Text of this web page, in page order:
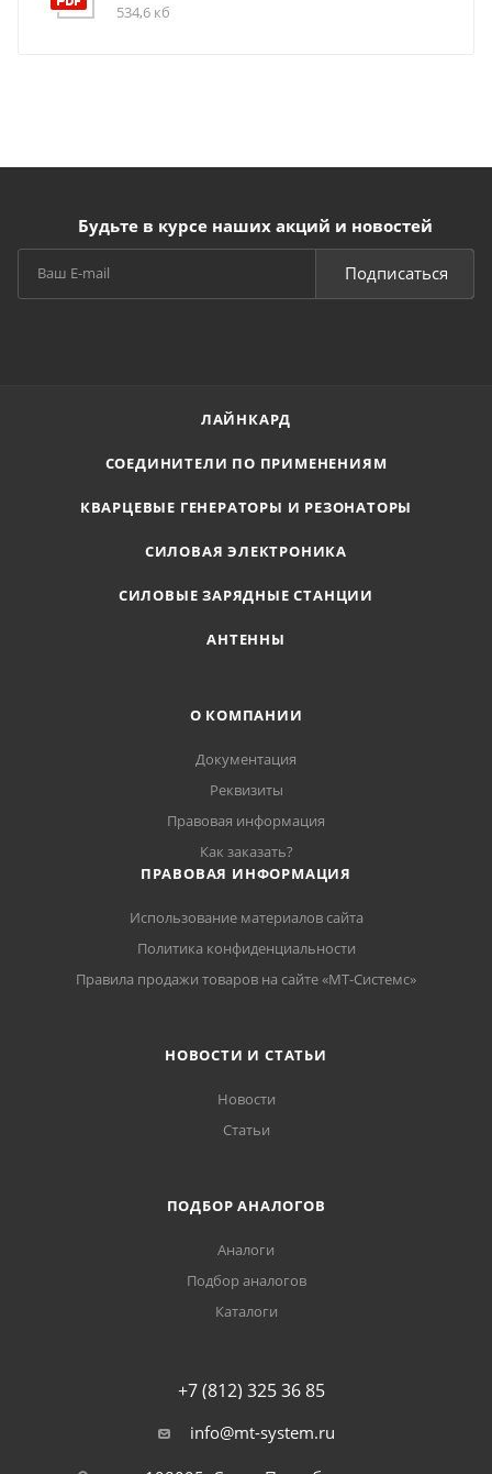
534,6 кб
Будьте в курсе наших акций и новостей
Подписаться
ЛАЙНКАРД
СОЕДИНИТЕЛИ ПО ПРИМЕНЕНИЯМ
КВАРЦЕВЫЕ ГЕНЕРАТОРЫ И РЕЗОНАТОРЫ
СИЛОВАЯ ЭЛЕКТРОНИКА
СИЛОВЫЕ ЗАРЯДНЫЕ СТАНЦИИ
АНТЕННЫ
О КОМПАНИИ
Документация
Реквизиты
Правовая информация
Как заказать?
ПРАВОВАЯ ИНФОРМАЦИЯ
Использование материалов сайта
Политика конфиденциальности
Правила продажи товаров на сайте «МТ-Системс»
НОВОСТИ И СТАТЬИ
Новости
Статьи
ПОДБОР АНАЛОГОВ
Аналоги
Подбор аналогов
Каталоги
+7 (812) 325 36 85
info@mt-system.ru